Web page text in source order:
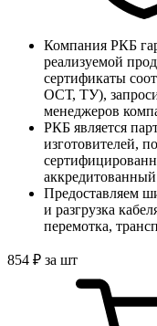
Компания РКБ
реализуемой
сертификаты
ОСТ, ТУ),
менеджеров
РКБ является
изготовителей,
Предоставляем
и разгрузка
перемотка,
854 ₽ за шт